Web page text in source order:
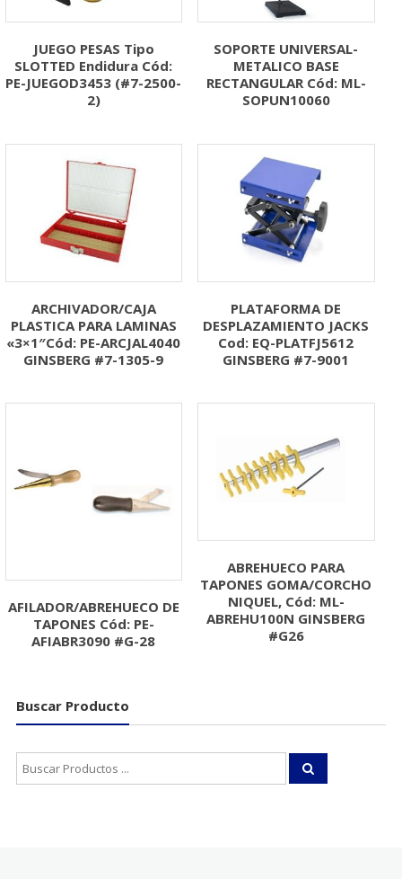
JUEGO PESAS Tipo
SLOTTED Endidura Cód:
PE-JUEGOD3453 (#7-2500-
2)
SOPORTE UNIVERSAL-
METALICO BASE
RECTANGULAR Cód: ML-
SOPUN10060
ARCHIVADOR/CAJA
PLASTICA PARA LAMINAS
«3×1″Cód: PE-ARCJAL4040
GINSBERG #7-1305-9
PLATAFORMA DE
DESPLAZAMIENTO JACKS
Cod: EQ-PLATFJ5612
GINSBERG #7-9001
AFILADOR/ABREHUECO DE
TAPONES Cód: PE-
AFIABR3090 #G-28
ABREHUECO PARA
TAPONES GOMA/CORCHO
NIQUEL, Cód: ML-
ABREHU100N GINSBERG
#G26
Buscar Producto
Buscar: